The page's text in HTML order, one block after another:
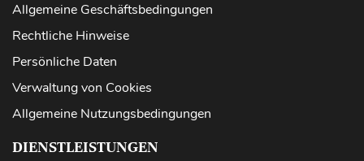
Allgemeine Geschäftsbedingungen
Rechtliche Hinweise
Persönliche Daten
Verwaltung von Cookies
Allgemeine Nutzungsbedingungen
DIENSTLEISTUNGEN